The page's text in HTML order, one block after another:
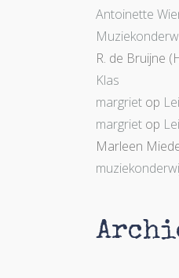
Antoinette
R. de Bruijne
Klas
margriet op
margriet op
Marleen